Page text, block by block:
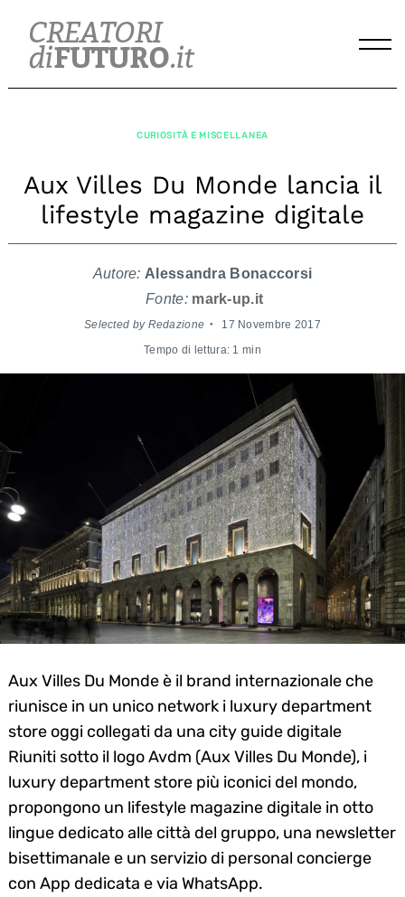
content
CURIOSITÀ E MISCELLANEA
Aux Villes Du Monde lancia il
lifestyle magazine digitale
Autore: Alessandra Bonaccorsi
Fonte: mark-up.it
Selected by Redazione 17 Novembre 2017
Tempo di lettura: 1 min
Aux Villes Du Monde è il brand internazionale che
riunisce in un unico network i luxury department
store oggi collegati da una city guide digitale
Riuniti sotto il logo Avdm (Aux Villes Du Monde), i
luxury department store più iconici del mondo,
propongono un lifestyle magazine digitale in otto
lingue dedicato alle città del gruppo, una newsletter
bisettimanale e un servizio di personal concierge
con App dedicata e via WhatsApp.